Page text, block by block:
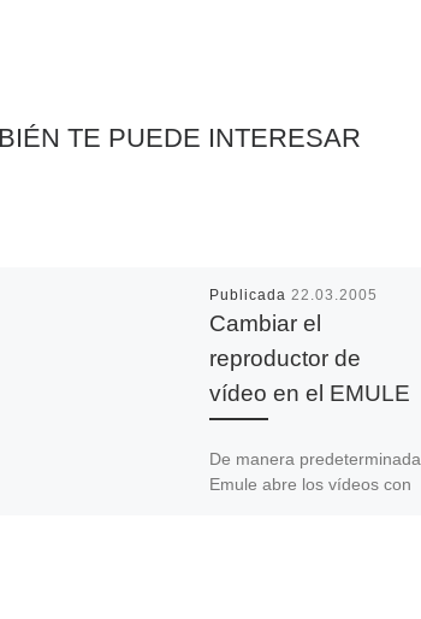
TE PUEDE INTERESAR
Publicada 22.03.2005
Cambiar el
reproductor de
vídeo en el EMULE
De manera predeterminada
Emule abre los vídeos con